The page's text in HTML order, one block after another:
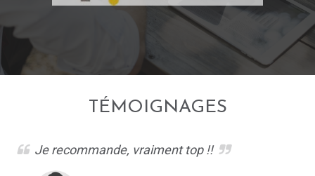
TÉMOIGNAGES
Je recommande, vraiment top !!